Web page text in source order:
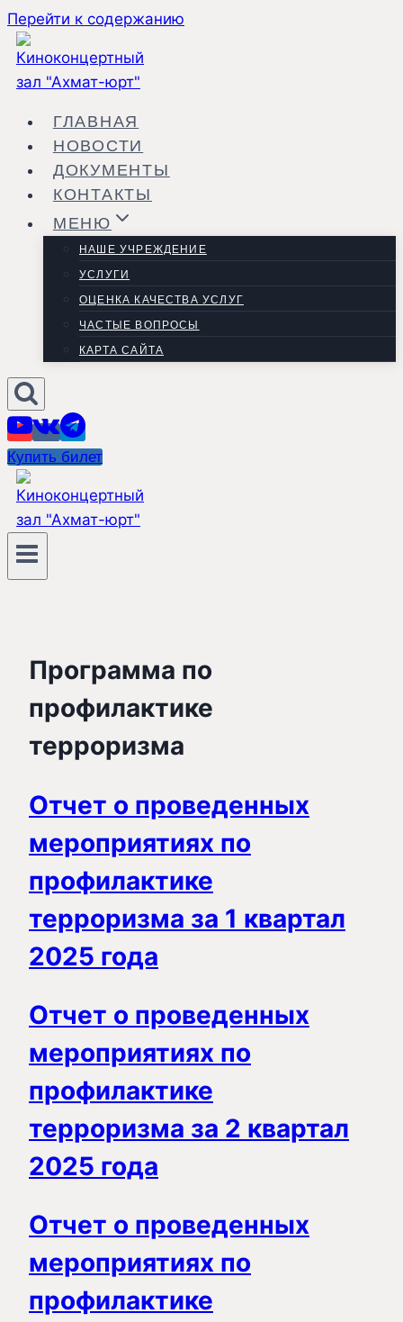
Перейти к содержанию
ГЛАВНАЯ
НОВОСТИ
ДОКУМЕНТЫ
КОНТАКТЫ
МЕНЮ
НАШЕ УЧРЕЖДЕНИЕ
УСЛУГИ
ОЦЕНКА КАЧЕСТВА УСЛУГ
ЧАСТЫЕ ВОПРОСЫ
КАРТА САЙТА
Купить билет
Программа по
профилактике
терроризма
Отчет о проведенных
мероприятиях по
профилактике
терроризма за 1 квартал
2025 года
Отчет о проведенных
мероприятиях по
профилактике
терроризма за 2 квартал
2025 года
Отчет о проведенных
мероприятиях по
профилактике